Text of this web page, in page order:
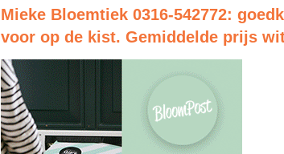
Mieke Bloemtiek 0316-542772:
voor op de kist. Gemiddelde prijs